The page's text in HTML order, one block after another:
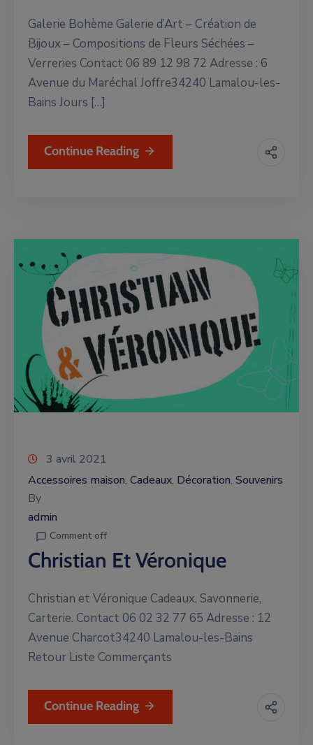
Galerie Bohème Galerie d’Art – Création de
Bijoux – Compositions de Fleurs Séchées –
Verreries Contact 06 89 12 98 72 Adresse : 6
Avenue du Maréchal Joffre34240 Lamalou-les-
Bains Jours […]
Continue Reading
3 avril 2021
Accessoires maison‚ Cadeaux‚ Décoration‚ Souvenirs
By
admin
Comment off
Christian Et Véronique
Christian et Véronique Cadeaux, Savonnerie,
Carterie. Contact 06 02 32 77 65 Adresse : 12
Avenue Charcot34240 Lamalou-les-Bains
Retour Liste Commerçants
Continue Reading